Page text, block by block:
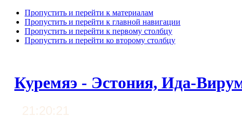
Пропустить и перейти к материалам
Пропустить и перейти к главной навигации
Пропустить и перейти к первому столбцу
Пропустить и перейти ко второму столбцу
Куремяэ - Эстония, Ида-
21:20:21